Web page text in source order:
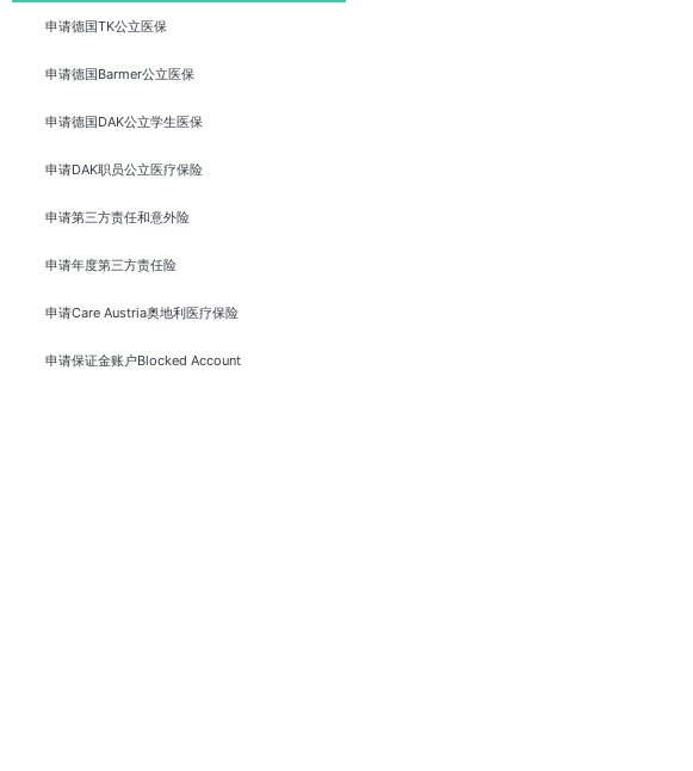
申请德国TK公立医保
申请德国Barmer公立医保
申请德国DAK公立学生医保
申请DAK职员公立医疗保险
申请第三方责任和意外险
申请年度第三方责任险
申请Care Austria奥地利医疗保险
申请保证金账户Blocked Account